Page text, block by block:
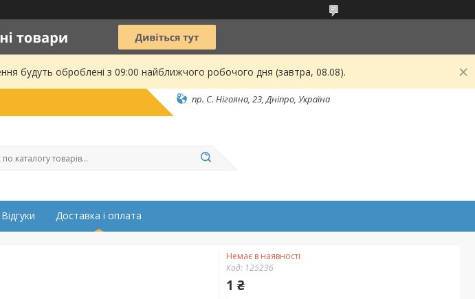
будуть оброблені з 09:00 найближчого робочого дня (завтра, 08.08).
пр. С. Нігояна, 23, Дніпро, Україна
Відгуки Доставка і оплата
Немає в наявності
Код: 125236
1 ₴